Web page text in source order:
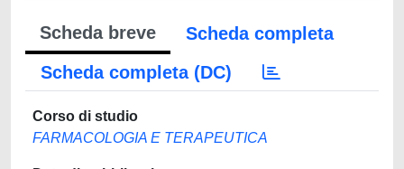
Scheda breve
Scheda completa
Scheda completa (DC)
Corso di studio
FARMACOLOGIA E TERAPEUTICA